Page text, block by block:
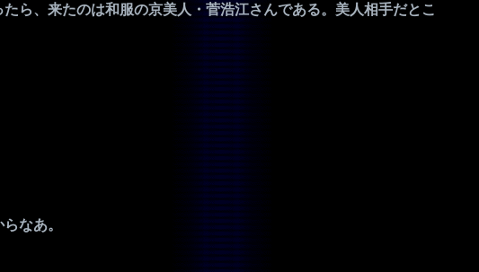
、来たのは和服の京美人・菅浩江さんである。美人相手だとこ
なあ。